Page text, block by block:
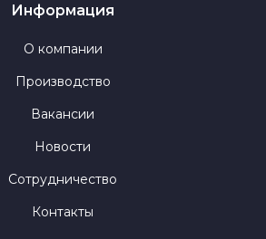
Информация
О компании
Производство
Вакансии
Новости
Сотрудничество
Контакты